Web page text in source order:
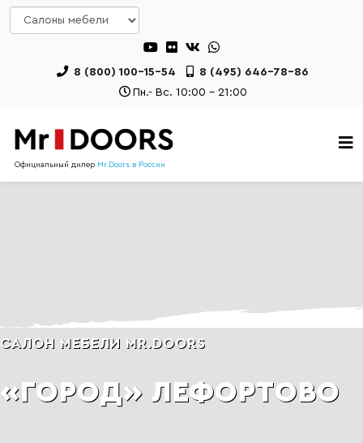
8 (800) 100-15-54
8 (495) 646-78-86
Пн.- Вс. 10:00 - 21:00
Официальный дилер Mr.Doors в России
САЛОН МЕБЕЛИ MR.DOORS
«ГОРОД» ЛЕФОРТОВО